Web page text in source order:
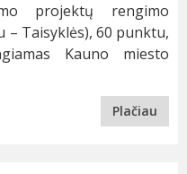
projektų rengimo
Taisyklės), 60 punktu,
Kauno miesto
Plačiau